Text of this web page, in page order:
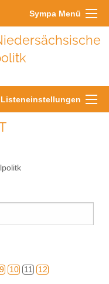
Sympa Menü
Listeneinstellungen
10 11 12